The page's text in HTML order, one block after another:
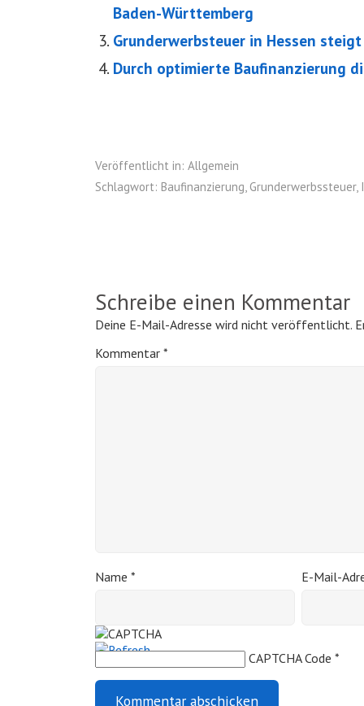
Baden-Württemberg
Grunderwerbsteuer in Hessen
Durch optimierte Baufinanzierung
Veröffentlicht in: Allgemein
Schlagwort: Baufinanzierung, Grunderwerbssteuer,
Schreibe einen Kommentar
Deine E-Mail-Adresse wird nicht veröffentlicht.
Kommentar *
Name * E-Mail-
CAPTCHA Code *